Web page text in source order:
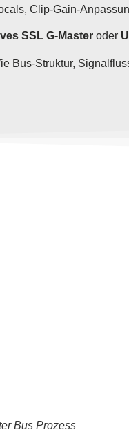
Clip-Gain-
SSL G-Master oder
Bus-Struktur,
Bus Prozess